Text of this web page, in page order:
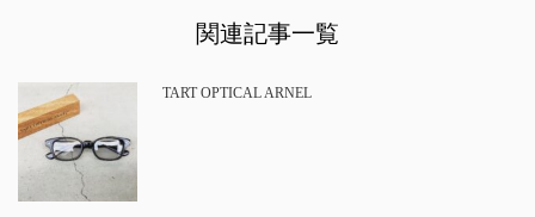
関連記事一覧
TART OPTICAL ARNEL